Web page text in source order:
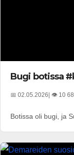
Bugi botissa
📅 02.05.2026 | 👁️ 10
Botissa oli bugi, ja